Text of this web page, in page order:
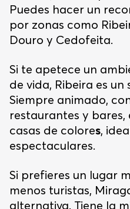
Puedes hacer un
por zonas como
Douro y Cedofeita.
Si te apetece un
de vida, Ribeira es
Siempre animado,
restaurantes y bares,
casas de colores,
espectaculares.
Si prefieres un lugar
menos turistas,
alternativa. Tiene la